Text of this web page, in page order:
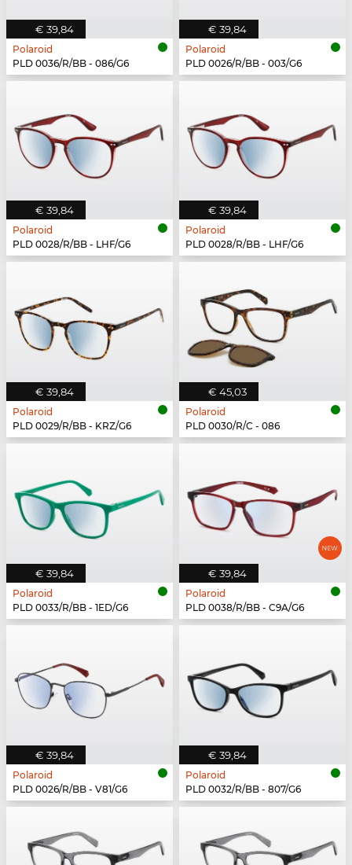
€ 39,84
Polaroid
PLD 0036/R/BB - 086/G6
€ 39,84
Polaroid
PLD 0026/R/BB - 003/G6
€ 39,84
Polaroid
PLD 0028/R/BB - LHF/G6
€ 39,84
Polaroid
PLD 0028/R/BB - LHF/G6
€ 39,84
Polaroid
PLD 0029/R/BB - KRZ/G6
€ 45,03
Polaroid
PLD 0030/R/C - 086
€ 39,84
Polaroid
PLD 0033/R/BB - 1ED/G6
€ 39,84
Polaroid
PLD 0038/R/BB - C9A/G6
€ 39,84
Polaroid
PLD 0026/R/BB - V81/G6
€ 39,84
Polaroid
PLD 0032/R/BB - 807/G6